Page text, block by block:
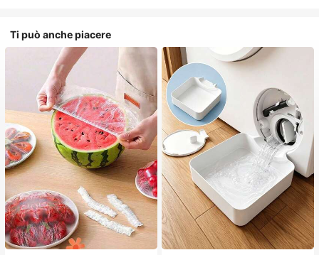
Ti può anche piacere